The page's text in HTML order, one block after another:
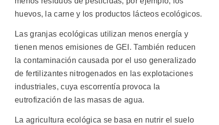
huevos, la carne y los productos lácteos ecológicos.
Las granjas ecológicas utilizan menos energía y
tienen menos emisiones de GEI. También reducen
la contaminación causada por el uso generalizado
de fertilizantes nitrogenados en las explotaciones
industriales, cuya escorrentía provoca la
eutrofización de las masas de agua.
La agricultura ecológica se basa en nutrir el suelo